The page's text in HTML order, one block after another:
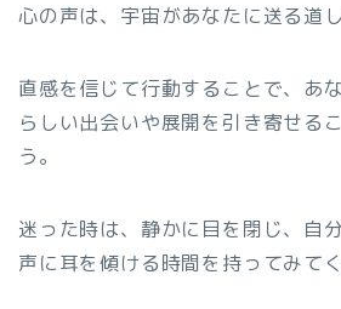
心の声は、宇宙があなたに送る道
直感を信じて行動することで、あ
らしい出会いや展開を引き寄せる
う。
迷った時は、静かに目を閉じ、自
声に耳を傾ける時間を持ってみてく